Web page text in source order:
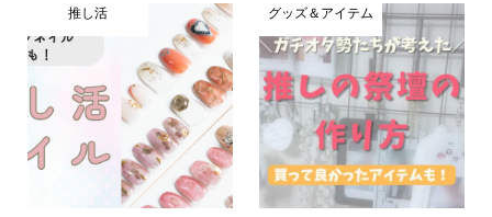
推し活 グッズ＆アイテム